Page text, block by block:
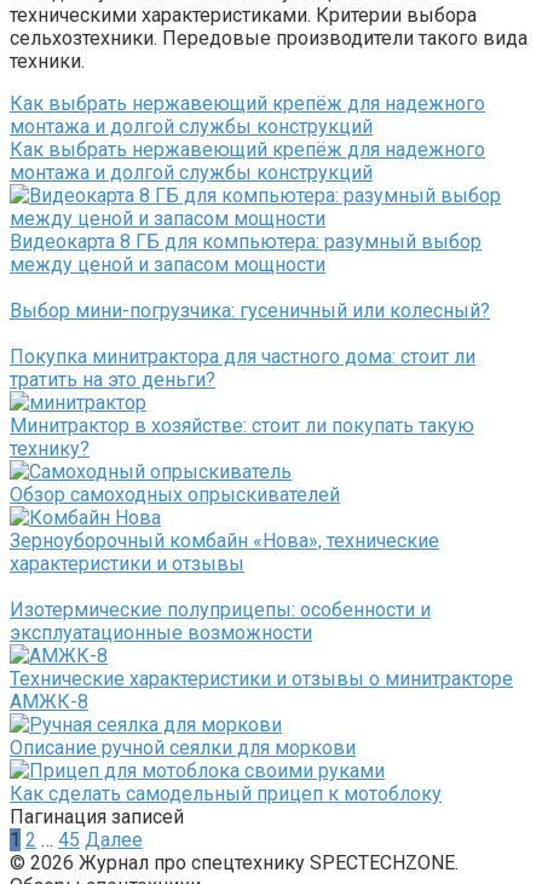
техническими характеристиками. Критерии выбора
сельхозтехники. Передовые производители такого вида
техники.
Как выбрать нержавеющий крепёж для надежного
монтажа и долгой службы конструкций
Как выбрать нержавеющий крепёж для надежного
монтажа и долгой службы конструкций
Видеокарта 8 ГБ для компьютера: разумный выбор
между ценой и запасом мощности
Выбор мини-погрузчика: гусеничный или колесный?
Покупка минитрактора для частного дома: стоит ли
тратить на это деньги?
Минитрактор в хозяйстве: стоит ли покупать такую
технику?
Обзор самоходных опрыскивателей
Зерноуборочный комбайн «Нова», технические
характеристики и отзывы
Изотермические полуприцепы: особенности и
эксплуатационные возможности
Технические характеристики и отзывы о минитракторе
АМЖК-8
Описание ручной сеялки для моркови
Как сделать самодельный прицеп к мотоблоку
Пагинация записей
1 2 … 45 Далее
© 2026 Журнал про спецтехнику SPECTECHZONE.